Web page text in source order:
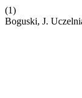
(1)
Boguski, J.